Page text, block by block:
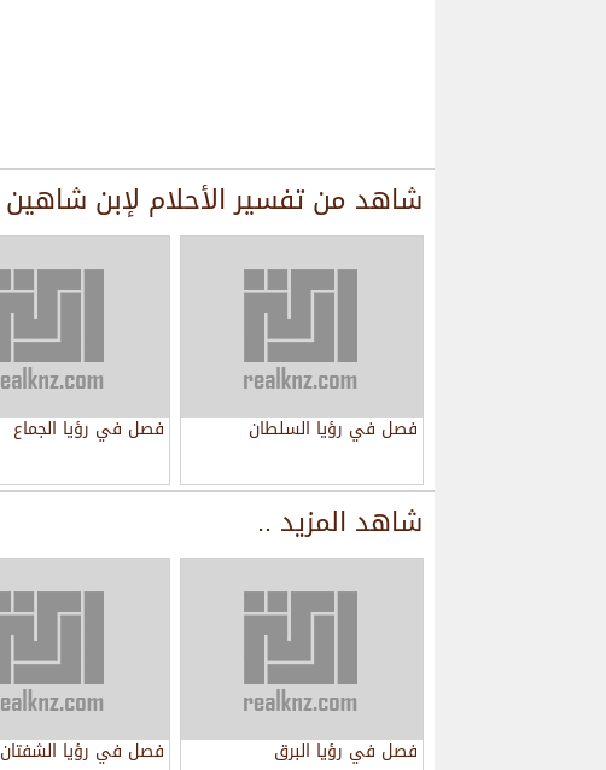
شاهد منتفسير الأحلام لإبن شاهين
فصل في رؤيا السلطان فصل في رؤيا الجماع
شاهد المزيد ..
فصل في رؤيا البرق فصل في رؤيا الشفتان